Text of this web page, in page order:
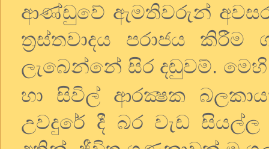
ආණ්ඩුවේ ඇමතිවරුන් අවසර
ත්‍රස්තවාදය පරාජය
ලැබෙන්නේ සිර දඬුවම්.
හා සිවිල් ආරක්‍ෂක
උවදුරේ දී බර වැඩ